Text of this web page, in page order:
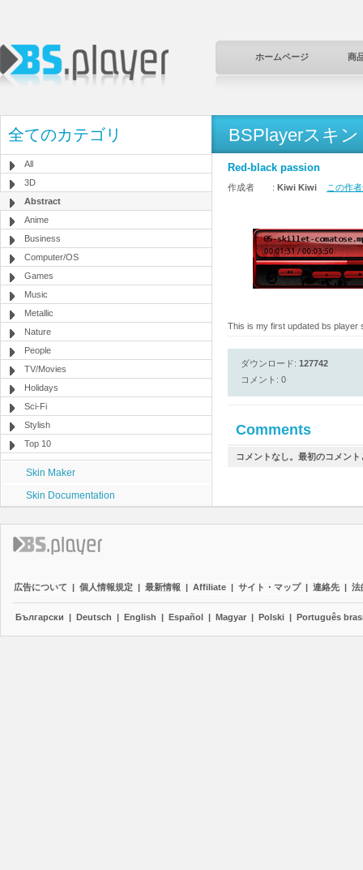
ホームページ 商
全てのカテゴリ
All
3D
Abstract
Anime
Business
Computer/OS
Games
Music
Metallic
Nature
People
TV/Movies
Holidays
Sci-Fi
Stylish
Top 10
Skin Maker
Skin Documentation
BSPlayerスキン
Red-black passion
作成者 : Kiwi Kiwi この作
This is my first updated bs player
ダウンロード: 127742
コメント: 0
Comments
コメントなし。最初のコメン
広告について | 個人情報規定 | 最新情報 | Affiliate | サイト・マップ | 連絡先 | 法
Български | Deutsch | English | Español | Magyar | Polski | Português